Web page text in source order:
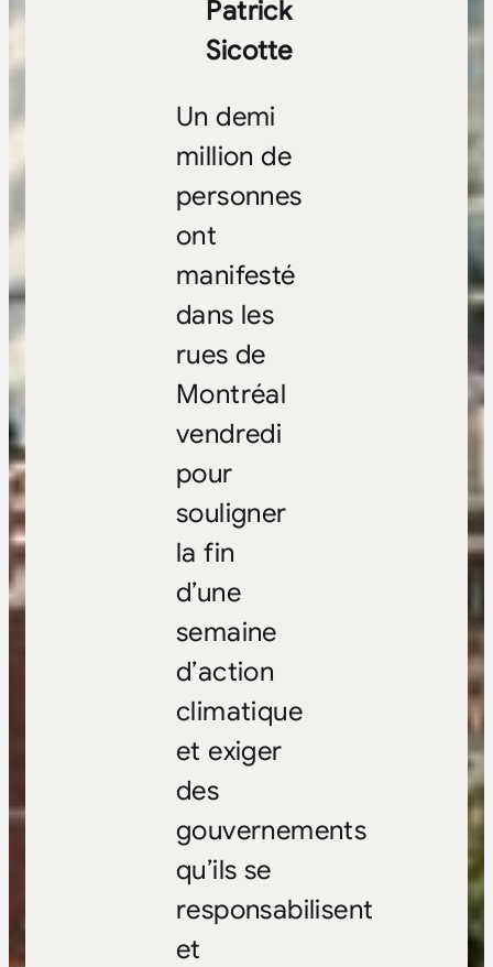
Patrick
Sicotte
Un demi
million de
personnes
ont
manifesté
dans les
rues de
Montréal
vendredi
pour
souligner
la fin
d’une
semaine
d’action
climatique
et exiger
des
gouvernements
qu’ils se
responsabilisent
et